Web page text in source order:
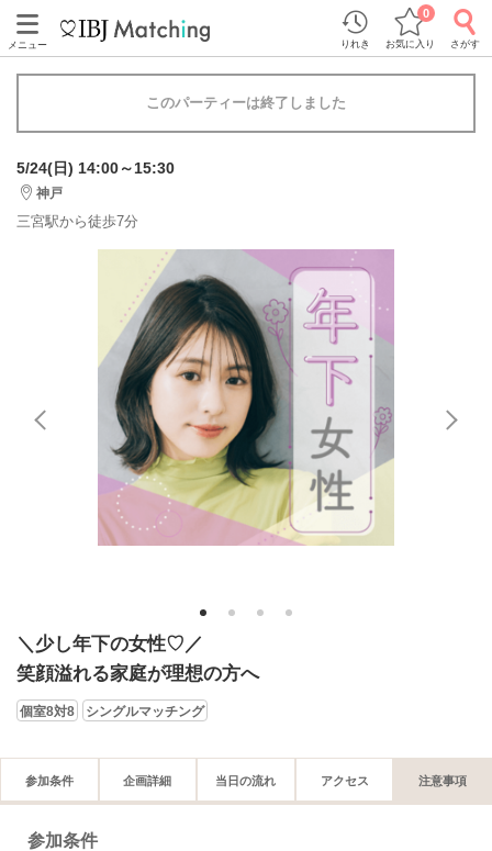
メニュー りれき お気に入り
0
さがす
このパーティーは終了しました
5/24(日) 14:00～15:30
神戸
三宮駅から徒歩7分
1 2 3 4
＼少し年下の女性♡／
笑顔溢れる家庭が理想の方へ
個室8対8 シングルマッチング
参加条件 企画詳細 当日の流れ アクセス 注意事項
参加条件